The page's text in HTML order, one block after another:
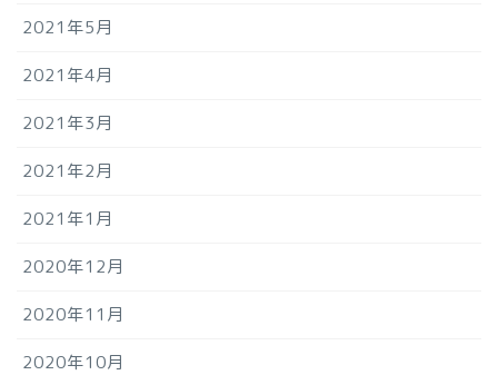
2021年5月
2021年4月
2021年3月
2021年2月
2021年1月
2020年12月
2020年11月
2020年10月